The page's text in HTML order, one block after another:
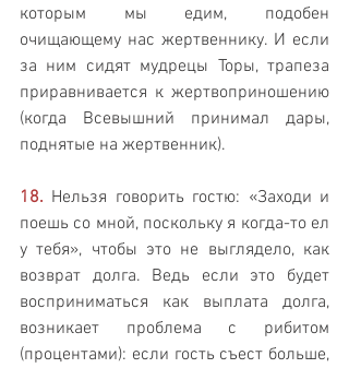
которым мы едим, подобен
очищающему нас жертвеннику. И если
за ним сидят мудрецы Торы, трапеза
приравнивается к жертвоприношению
(когда Всевышний принимал дары,
поднятые на жертвенник).
18. Нельзя говорить гостю: «Заходи и
поешь со мной, поскольку я когда-то ел
у тебя», чтобы это не выглядело, как
возврат долга. Ведь если это будет
восприниматься как выплата долга,
возникает проблема с рибитом
(процентами): если гость съест больше,